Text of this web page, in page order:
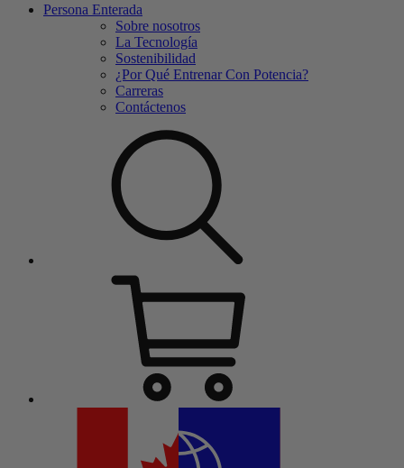
Persona Enterada
Sobre nosotros
La Tecnología
Sostenibilidad
¿Por Qué Entrenar Con Potencia?
Carreras
Contáctenos